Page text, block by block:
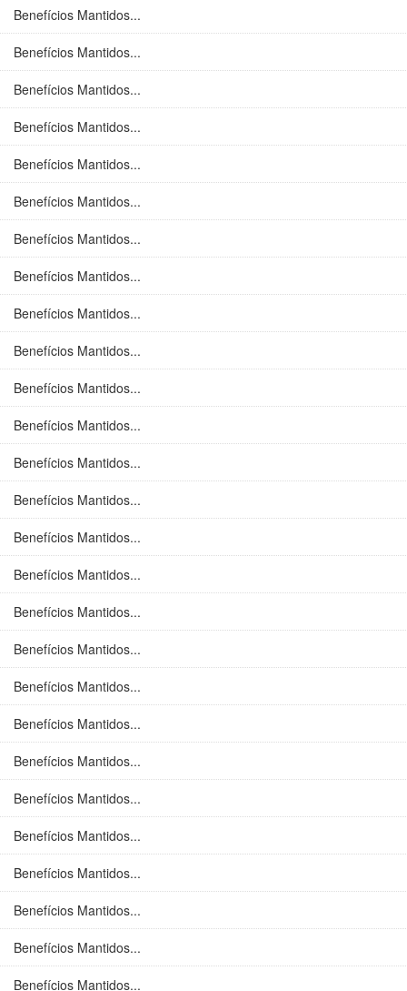
Benefícios Mantidos...
Benefícios Mantidos...
Benefícios Mantidos...
Benefícios Mantidos...
Benefícios Mantidos...
Benefícios Mantidos...
Benefícios Mantidos...
Benefícios Mantidos...
Benefícios Mantidos...
Benefícios Mantidos...
Benefícios Mantidos...
Benefícios Mantidos...
Benefícios Mantidos...
Benefícios Mantidos...
Benefícios Mantidos...
Benefícios Mantidos...
Benefícios Mantidos...
Benefícios Mantidos...
Benefícios Mantidos...
Benefícios Mantidos...
Benefícios Mantidos...
Benefícios Mantidos...
Benefícios Mantidos...
Benefícios Mantidos...
Benefícios Mantidos...
Benefícios Mantidos...
Benefícios Mantidos...